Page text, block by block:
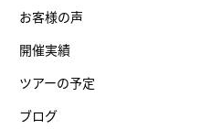
お客様の声
開催実績
ツアーの予定
ブログ